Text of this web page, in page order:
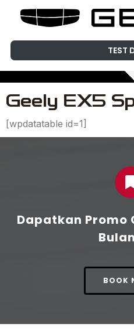
TEST
Geely EX5
[wpdatatable id=1]
Dapatkan Promo
BOOK